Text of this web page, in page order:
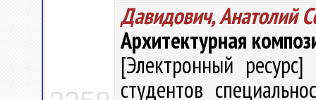
Давидович, Анатолий
Архитектурная
[Электронный
студентов